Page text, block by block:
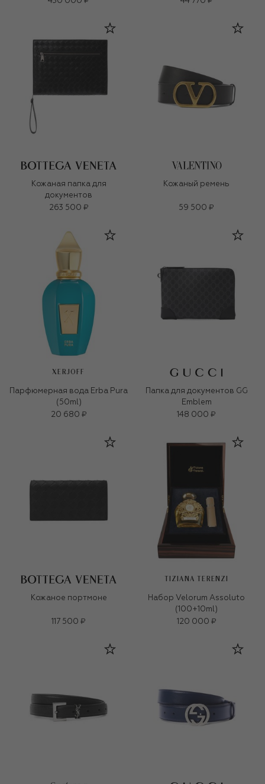
Кожаная папка для
документов
263 500 ₽
Кожаный ремень
59 500 ₽
XERJOFF
Парфюмерная вода Erba Pura
(50ml)
20 680 ₽
Папка для документов GG
Emblem
148 000 ₽
Кожаное портмоне
117 500 ₽
TIZIANA TERENZI
Набор Velorum Assoluto
(100+10ml)
120 000 ₽